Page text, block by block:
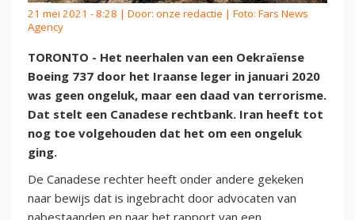
21 mei 2021 - 8:28 | Door: onze redactie | Foto: Fars News
Agency
TORONTO - Het neerhalen van een Oekraïense
Boeing 737 door het Iraanse leger in januari 2020
was geen ongeluk, maar een daad van terrorisme.
Dat stelt een Canadese rechtbank. Iran heeft tot
nog toe volgehouden dat het om een ongeluk
ging.
De Canadese rechter heeft onder andere gekeken
naar bewijs dat is ingebracht door advocaten van